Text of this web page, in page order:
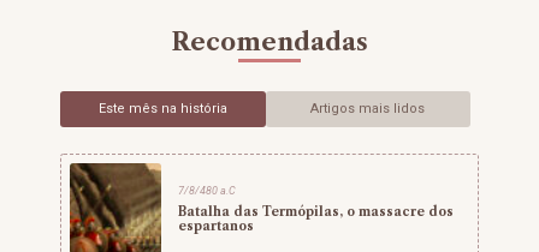
Recomendadas
Este mês na história Artigos mais lidos
7/8/480 a.C
Batalha das Termópilas, o massacre dos
espartanos